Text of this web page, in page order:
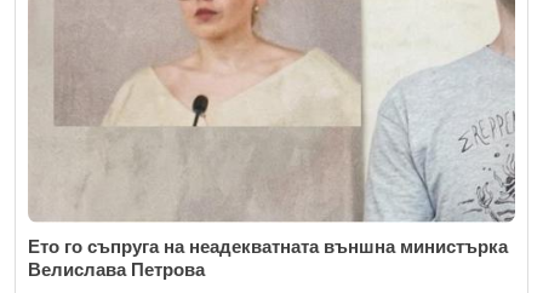
Ето го съпруга на неадекватната външна министърка
Велислава Петрова